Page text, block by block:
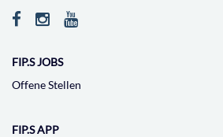
FIP.S JOBS
Offene Stellen
FIP.S APP